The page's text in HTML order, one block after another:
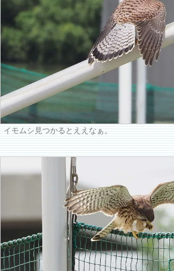
イモムシ見つかるとええなぁ。